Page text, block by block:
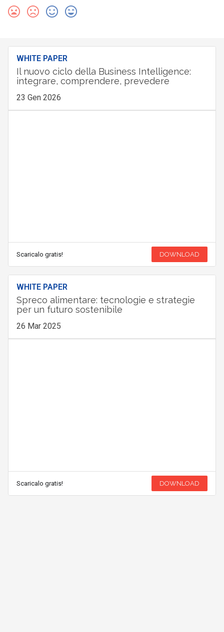
WHITE PAPER
Il nuovo ciclo della Business Intelligence:
integrare, comprendere, prevedere
23 Gen 2026
Scaricalo gratis! DOWNLOAD
WHITE PAPER
Spreco alimentare: tecnologie e strategie
per un futuro sostenibile
26 Mar 2025
Scaricalo gratis! DOWNLOAD